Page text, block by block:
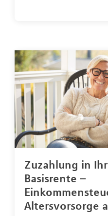
Zuzahlung in
Basisrente –
Altersvorsorge